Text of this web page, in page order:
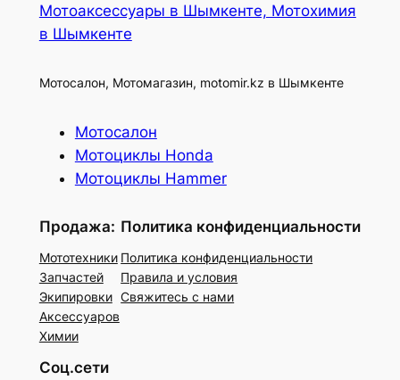
Мотоаксессуары в Шымкенте, Мотохимия
в Шымкенте
Мотосалон, Мотомагазин, motomir.kz в Шымкенте
Мотосалон
Мотоциклы Honda
Мотоциклы Hammer
Продажа:
Мототехники
Запчастей
Экипировки
Аксессуаров
Химии
Политика конфиденциальности
Политика конфиденциальности
Правила и условия
Свяжитесь с нами
Соц.сети